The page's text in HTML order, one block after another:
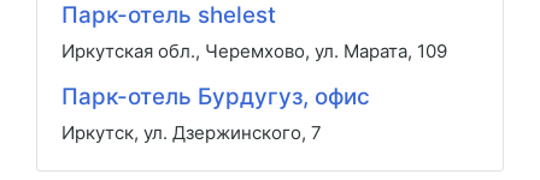
Парк-отель shelest
Иркутская обл., Черемхово, ул. Марата, 109
Парк-отель Бурдугуз, офис
Иркутск, ул. Дзержинского, 7